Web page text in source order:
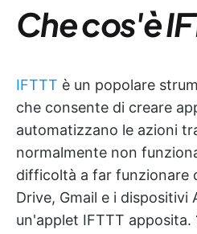
Che cos'è
IFTTT è un popolare
che consente di creare
automatizzano le azioni
normalmente non
difficoltà a far funzionare
Drive, Gmail e i dispositivi
un'applet IFTTT apposita.